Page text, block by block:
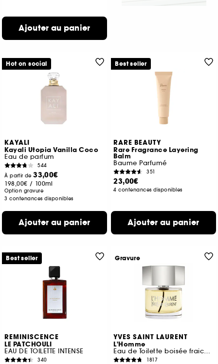
Ajouter au panier
KAYALI
Kayali Utopia Vanilla Coco
Eau de parfum
544
À partir de33,00€
198,00€ / 100ml
Option gravure
3 contenances disponibles
Ajouter au panier
Hot on social
RARE BEAUTY
Rare Fragrance Layering
Balm
Baume Parfumé
351
23,00€
4 contenances disponibles
Ajouter au panier
Best seller
REMINISCENCE
LE PATCHOULI
EAU DE TOILETTE INTENSE
340
Best seller
YVES SAINT LAURENT
L'Homme
Eau de Toilette boisée fraiche pour homme
1817
Gravure